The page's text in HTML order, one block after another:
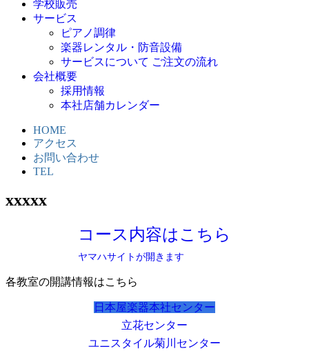
学校販売
サービス
ピアノ調律
楽器レンタル・防音設備
サービスについて ご注文の流れ
会社概要
採用情報
本社店舗カレンダー
HOME
アクセス
お問い合わせ
TEL
xxxxx
コース内容はこちら
ヤマハサイトが開きます
各教室の開講情報はこちら
日本屋楽器本社センター
立花センター
ユニスタイル菊川センター